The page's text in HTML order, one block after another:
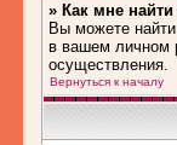
» Как мне
Вы можете
в вашем личном
осуществления.
Вернуться к началу